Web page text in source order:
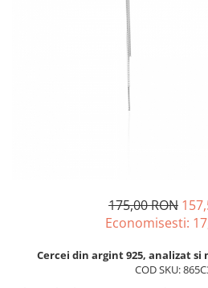
BRATARA TIP ROZARIU
LANTURI TIP ROZARIU
175,00 RON
Economisesti:
Cercei din argint 925, analizat si
COD SKU: